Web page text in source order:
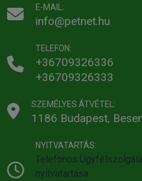
E-MAIL:
info@petnet.hu
TELEFON:
+36709326336
+36709326333
SZEMÉLYES ÁTVÉTEL:
1186 Budapest,
NYITVATARTÁS:
Telefonos
nyitvatartása: